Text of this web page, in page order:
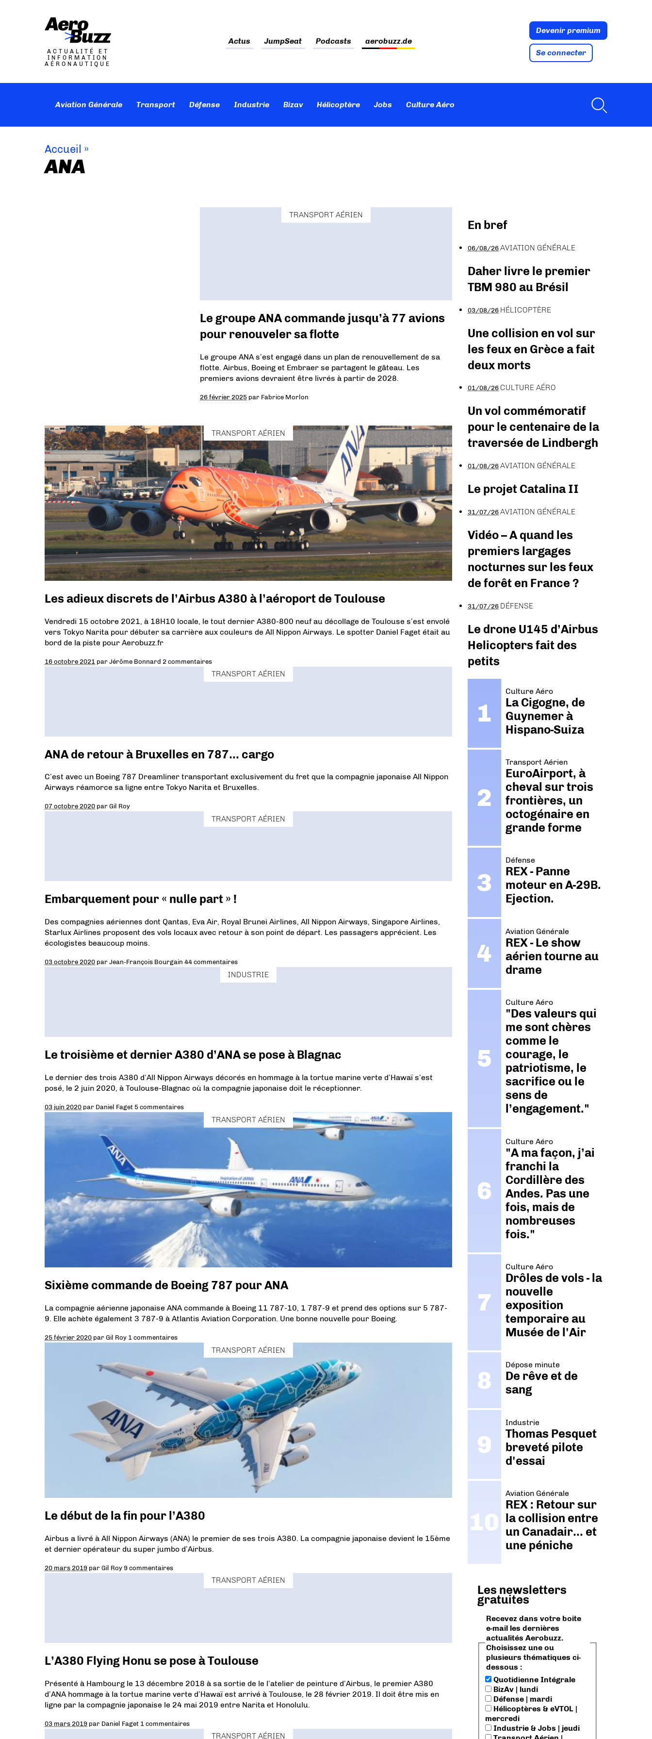
ACTUALITÉ ET
INFORMATION
AÉRONAUTIQUE
Actus JumpSeat Podcasts aerobuzz.de
Devenir premium
Se connecter
Aviation Générale Transport Défense Industrie Bizav Hélicoptère Jobs Culture Aéro
Accueil »
ANA
TRANSPORT AÉRIEN
Le groupe ANA commande jusqu’à 77 avions
pour renouveler sa flotte
Le groupe ANA s’est engagé dans un plan de renouvellement de sa
flotte. Airbus, Boeing et Embraer se partagent le gâteau. Les
premiers avions devraient être livrés à partir de 2028.
26 février 2025 par Fabrice Morlon
TRANSPORT AÉRIEN
Les adieux discrets de l’Airbus A380 à l’aéroport de Toulouse
Vendredi 15 octobre 2021, à 18H10 locale, le tout dernier A380-800 neuf au décollage de Toulouse s’est envolé
vers Tokyo Narita pour débuter sa carrière aux couleurs de All Nippon Airways. Le spotter Daniel Faget était au
bord de la piste pour Aerobuzz.fr
16 octobre 2021 parJérôme Bonnard 2 commentaires
TRANSPORT AÉRIEN
ANA de retour à Bruxelles en 787… cargo
C’est avec un Boeing 787 Dreamliner transportant exclusivement du fret que la compagnie japonaise All Nippon
Airways réamorce sa ligne entre Tokyo Narita et Bruxelles.
07 octobre 2020 parGil Roy
TRANSPORT AÉRIEN
Embarquement pour « nulle part » !
Des compagnies aériennes dont Qantas, Eva Air, Royal Brunei Airlines, All Nippon Airways, Singapore Airlines,
Starlux Airlines proposent des vols locaux avec retour à son point de départ. Les passagers apprécient. Les
écologistes beaucoup moins.
03 octobre 2020 parJean-François Bourgain 44 commentaires
INDUSTRIE
Le troisième et dernier A380 d’ANA se pose à Blagnac
Le dernier des trois A380 d’All Nippon Airways décorés en hommage à la tortue marine verte d’Hawaï s’est
posé, le 2 juin 2020, à Toulouse-Blagnac où la compagnie japonaise doit le réceptionner.
03 juin 2020 par Daniel Faget 5 commentaires
TRANSPORT AÉRIEN
Sixième commande de Boeing 787 pour ANA
La compagnie aérienne japonaise ANA commande à Boeing 11 787-10, 1 787-9 et prend des options sur 5 787-
9. Elle achète également 3 787-9 à Atlantis Aviation Corporation. Une bonne nouvelle pour Boeing.
25 février 2020 parGil Roy 1 commentaires
TRANSPORT AÉRIEN
Le début de la fin pour l’A380
Airbus a livré à All Nippon Airways (ANA) le premier de ses trois A380. La compagnie japonaise devient le 15ème
et dernier opérateur du super jumbo d’Airbus.
20 mars 2019 parGil Roy9 commentaires
TRANSPORT AÉRIEN
L’A380 Flying Honu se pose à Toulouse
Présenté à Hambourg le 13 décembre 2018 à sa sortie de le l’atelier de peinture d’Airbus, le premier A380
d’ANA hommage à la tortue marine verte d’Hawaï est arrivé à Toulouse, le 28 février 2019. Il doit être mis en
ligne par la compagnie japonaise le 24 mai 2019 entre Narita et Honolulu.
03 mars 2019 par Daniel Faget 1 commentaires
TRANSPORT AÉRIEN
En bref
06/08/26AVIATION GÉNÉRALE
Daher livre le premier
TBM 980 au Brésil
03/08/26 HÉLICOPTÈRE
Une collision en vol sur
les feux en Grèce a fait
deux morts
01/08/26 CULTURE AÉRO
Un vol commémoratif
pour le centenaire de la
traversée de Lindbergh
01/08/26AVIATION GÉNÉRALE
Le projet Catalina II
31/07/26AVIATION GÉNÉRALE
Vidéo – A quand les
premiers largages
nocturnes sur les feux
de forêt en France ?
31/07/26 DÉFENSE
Le drone U145 d’Airbus
Helicopters fait des
petits
Culture Aéro
La Cigogne, de
Guynemer à
Hispano-Suiza
Transport Aérien
EuroAirport, à
cheval sur trois
frontières, un
octogénaire en
grande forme
Défense
REX - Panne
moteur en A-29B.
Ejection.
Aviation Générale
REX - Le show
aérien tourne au
drame
Culture Aéro
"Des valeurs qui
me sont chères
comme le
courage, le
patriotisme, le
sacrifice ou le
sens de
l’engagement."
Culture Aéro
"A ma façon, j’ai
franchi la
Cordillère des
Andes. Pas une
fois, mais de
nombreuses
fois."
Culture Aéro
Drôles de vols - la
nouvelle
exposition
temporaire au
Musée de l'Air
Dépose minute
De rêve et de
sang
Industrie
Thomas Pesquet
breveté pilote
d'essai
Aviation Générale
REX : Retour sur
la collision entre
un Canadair… et
une péniche
Les newsletters
gratuites
Recevez dans votre boite
e-mail les dernières
actualités Aerobuzz.
Choisissez une ou
plusieurs thématiques ci-
dessous :
Quotidienne Intégrale
BizAv | lundi
Défense | mardi
Hélicoptères & eVTOL |
mercredi
Industrie & Jobs | jeudi